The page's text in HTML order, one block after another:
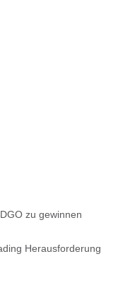
zu gewinnen
Herausforderung